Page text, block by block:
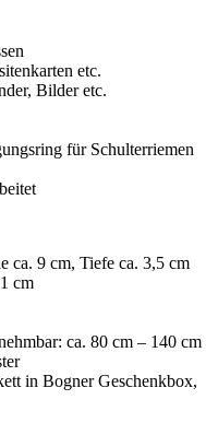
etc.
Bilder etc.
für Schulterriemen
ca. 9 cm, Tiefe ca. 3,5 cm
cm
ca. 80 cm – 140 cm
in Bogner Geschenkbox,